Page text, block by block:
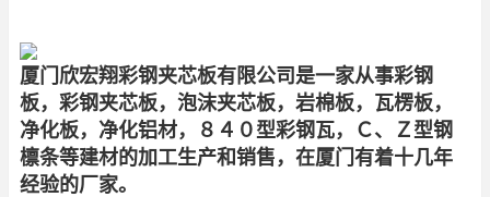
厦门欣宏翔彩钢夹芯板有限公司是一家从事彩钢
板，彩钢夹芯板，泡沫夹芯板，岩棉板，瓦楞板，
净化板，净化铝材，８４０型彩钢瓦，Ｃ、Ｚ型钢
檩条等建材的加工生产和销售，在厦门有着十几年
经验的厂家。